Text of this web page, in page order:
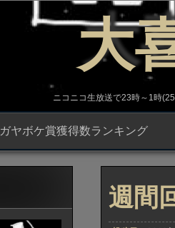
大
ニコニコ生放送で23時～1時
ガヤボケ賞獲得数ランキング
週間